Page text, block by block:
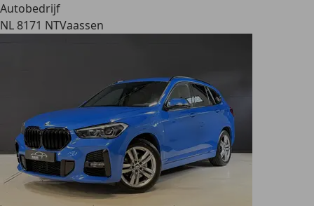
Autobedrijf
NL 8171 NTVaassen